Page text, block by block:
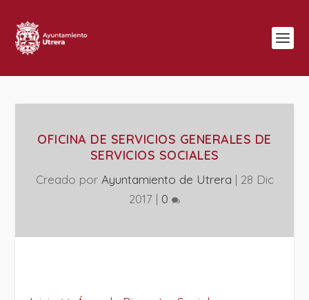
OFICINA DE SERVICIOS GENERALES DE
SERVICIOS SOCIALES
Creado por Ayuntamiento de Utrera | 28 Dic
2017 | 0